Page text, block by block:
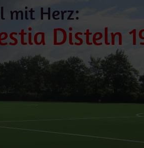
Disteln
mit Herz: